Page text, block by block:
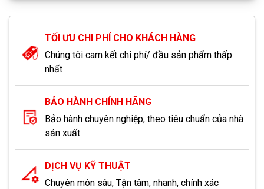
TỐI ƯU CHI PHÍ CHO KHÁCH HÀNG
Chúng tôi cam kết chi phí/ đầu sản phẩm thấp
nhất
BẢO HÀNH CHÍNH HÃNG
Bảo hành chuyên nghiệp, theo tiêu chuẩn của nhà
sản xuất
DỊCH VỤ KỸ THUẬT
Chuyên môn sâu, Tận tâm, nhanh, chính xác